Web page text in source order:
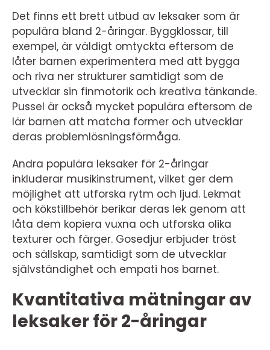
Det finns ett brett utbud av leksaker som är
populära bland 2-åringar. Byggklossar, till
exempel, är väldigt omtyckta eftersom de
låter barnen experimentera med att bygga
och riva ner strukturer samtidigt som de
utvecklar sin finmotorik och kreativa tänkande.
Pussel är också mycket populära eftersom de
lär barnen att matcha former och utvecklar
deras problemlösningsförmåga.
Andra populära leksaker för 2-åringar
inkluderar musikinstrument, vilket ger dem
möjlighet att utforska rytm och ljud. Lekmat
och kökstillbehör berikar deras lek genom att
låta dem kopiera vuxna och utforska olika
texturer och färger. Gosedjur erbjuder tröst
och sällskap, samtidigt som de utvecklar
självständighet och empati hos barnet.
Kvantitativa mätningar av
leksaker för 2-åringar